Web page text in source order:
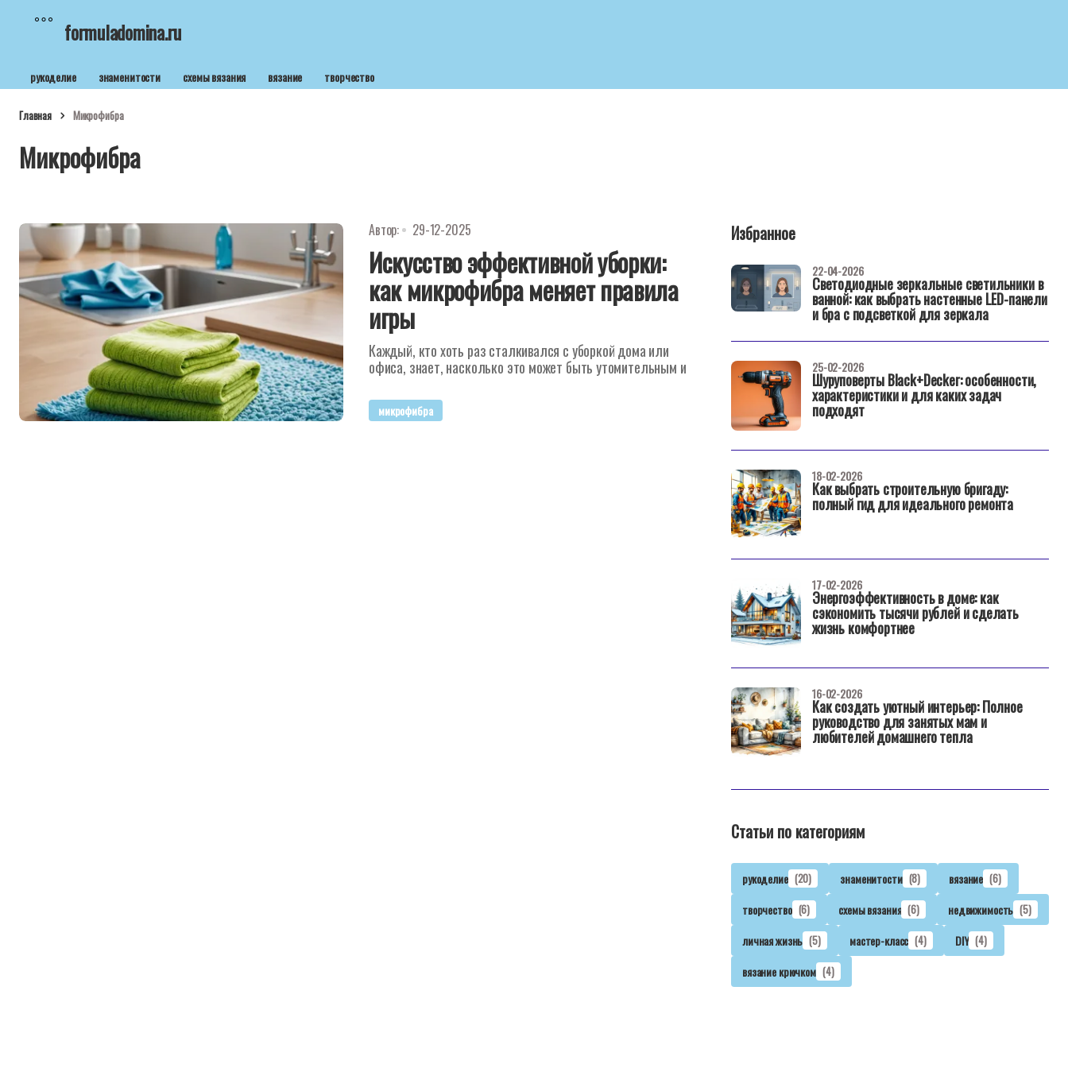
formuladomina.ru
рукоделие знаменитости схемы вязания вязание творчество
Главная Микрофибра
Микрофибра
Автор: 29-12-2025
Искусство эффективной уборки:
как микрофибра меняет правила
игры
Каждый, кто хоть раз сталкивался с уборкой дома или
офиса, знает, насколько это может быть утомительным и
микрофибра
Избранное
Светодиодные зеркальные светильники в
ванной: как выбрать настенные LED-панели
и бра с подсветкой для зеркала
22-04-2026
Шуруповерты Black+Decker: особенности,
характеристики и для каких задач
подходят
25-02-2026
Как выбрать строительную бригаду:
полный гид для идеального ремонта
18-02-2026
Энергоэффективность в доме: как
сэкономить тысячи рублей и сделать
жизнь комфортнее
17-02-2026
Как создать уютный интерьер: Полное
руководство для занятых мам и
любителей домашнего тепла
16-02-2026
Статьи по категориям
рукоделие (20) знаменитости (8) вязание (6)
творчество (6) схемы вязания (6) недвижимость (5)
личная жизнь (5) мастер-класс (4) DIY (4)
вязание крючком (4)